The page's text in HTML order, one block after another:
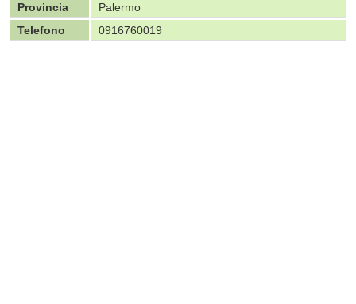
Provincia
Palermo
Telefono
0916760019